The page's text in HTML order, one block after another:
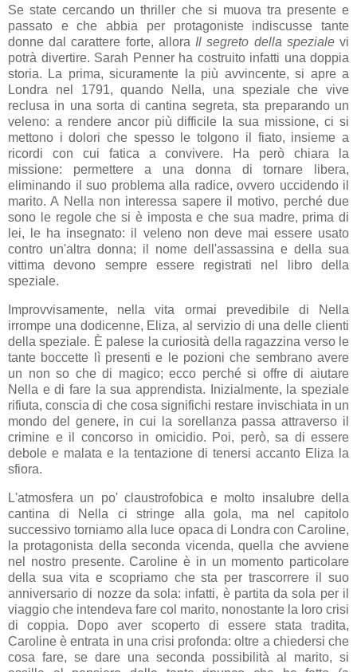
Se state cercando un thriller che si muova tra presente e
passato e che abbia per protagoniste indiscusse tante
donne dal carattere forte, allora Il segreto della spezialevi
potrà divertire. Sarah Penner ha costruito infatti una doppia
storia. La prima, sicuramente la più avvincente, si apre a
Londra nel 1791, quando Nella, una speziale che vive
reclusa in una sorta di cantina segreta, sta preparando un
veleno: a rendere ancor più difficile la sua missione, ci si
mettono i dolori che spesso le tolgono il fiato, insieme a
ricordi con cui fatica a convivere. Ha però chiara la
missione: permettere a una donna di tornare libera,
eliminando il suo problema alla radice, ovvero uccidendo il
marito. A Nella non interessa sapere il motivo, perché due
sono le regole che si è imposta e che sua madre, prima di
lei, le ha insegnato: il veleno non deve mai essere usato
contro un'altra donna; il nome dell'assassina e della sua
vittima devono sempre essere registrati nel libro della
speziale.
Improvvisamente, nella vita ormai prevedibile di Nella
irrompe una dodicenne, Eliza, al servizio di una delle clienti
della speziale. È palese la curiosità della ragazzina verso le
tante boccette lì presenti e le pozioni che sembrano avere
un non so che di magico; ecco perché si offre di aiutare
Nella e di fare la sua apprendista. Inizialmente, la speziale
rifiuta, conscia di che cosa significhi restare invischiata in un
mondo del genere, in cui la sorellanza passa attraverso il
crimine e il concorso in omicidio. Poi, però, sa di essere
debole e malata e la tentazione di tenersi accanto Eliza la
sfiora.
L'atmosfera un po' claustrofobica e molto insalubre della
cantina di Nella ci stringe alla gola, ma nel capitolo
successivo torniamo alla luce opaca di Londra con Caroline,
la protagonista della seconda vicenda, quella che avviene
nel nostro presente. Caroline è in un momento particolare
della sua vita e scopriamo che sta per trascorrere il suo
anniversario di nozze da sola: infatti, è partita da sola per il
viaggio che intendeva fare col marito, nonostante la loro crisi
di coppia. Dopo aver scoperto di essere stata tradita,
Caroline è entrata in una crisi profonda: oltre a chiedersi che
cosa fare, se dare una seconda possibilità al marito, si